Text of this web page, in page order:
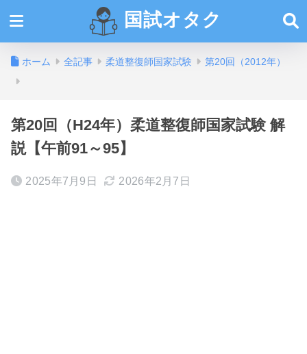
国試オタク
ホーム 全記事 柔道整復師国家試験 第20回（2012年）
第20回（H24年）柔道整復師国家試験 解
説【午前91～95】
2025年7月9日 2026年2月7日